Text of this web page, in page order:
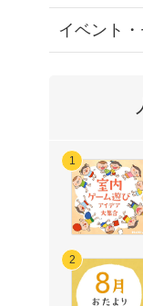
イベント